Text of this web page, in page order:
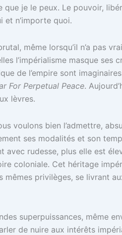
je le peux. Le pouvoir,
et n’importe quoi.
même lorsqu’il n’a pas
l’impérialisme masque ses
de l’empire sont
For Perpetual Peace.
lèvres.
voulons bien l’admettre,
ses modalités et son
rudesse, plus elle est
coloniale. Cet héritage
privilèges, se livrant
superpuissances, même
de nuire aux intérêts